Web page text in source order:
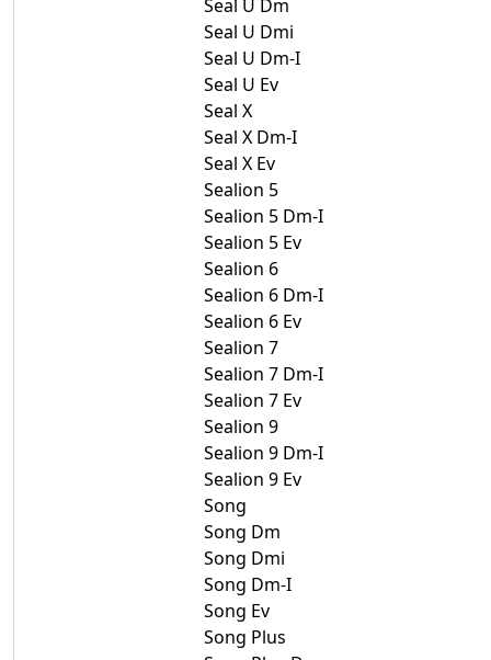
Seal U Dm
Seal U Dmi
Seal U Dm-I
Seal U Ev
Seal X
Seal X Dm-I
Seal X Ev
Sealion 5
Sealion 5 Dm-I
Sealion 5 Ev
Sealion 6
Sealion 6 Dm-I
Sealion 6 Ev
Sealion 7
Sealion 7 Dm-I
Sealion 7 Ev
Sealion 9
Sealion 9 Dm-I
Sealion 9 Ev
Song
Song Dm
Song Dmi
Song Dm-I
Song Ev
Song Plus